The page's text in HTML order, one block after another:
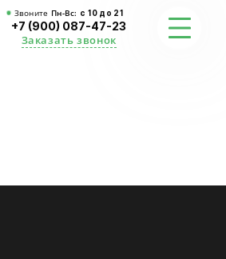
Звоните Пн-Вс: с 10 до 21
+7 (900) 087-47-23
Заказать звонок